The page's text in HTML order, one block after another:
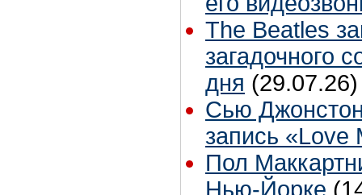
The Beatles
загадочного
дня (29.07.26)
Сью
запись «Love
Пол
Нью-Йорке